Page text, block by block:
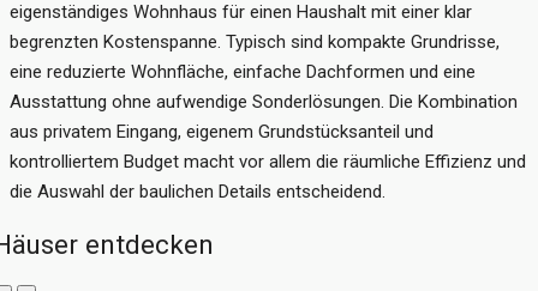
eigenständiges Wohnhaus für einen Haushalt mit einer klar
begrenzten Kostenspanne. Typisch sind kompakte Grundrisse,
eine reduzierte Wohnfläche, einfache Dachformen und eine
Ausstattung ohne aufwendige Sonderlösungen. Die Kombination
aus privatem Eingang, eigenem Grundstücksanteil und
kontrolliertem Budget macht vor allem die räumliche Effizienz und
die Auswahl der baulichen Details entscheidend.
entdecken